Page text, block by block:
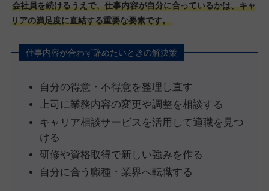
会社員を続けるうえで、仕事内容が自分に合っているかは、キャ
リアの満足度に直結する重要な要素です。
仕事内容が合わず辞めたいときの解決策
自分の得意・不得意を整理し直す
上司に業務内容の変更や調整を相談する
キャリア相談サービスを活用して適職を見つ
ける
研修や資格取得で新しい強みを作る
自分に合う職種・業界へ転職する